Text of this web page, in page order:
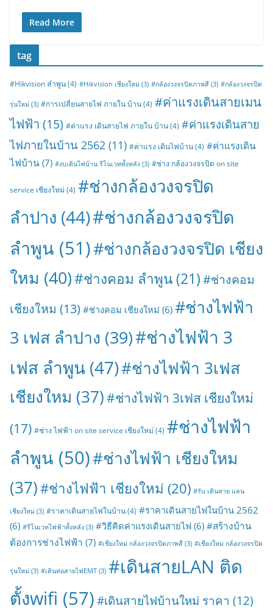
Read More
tag
#Hikvision ลำพูน(4) #Hikvision เชียงใหม่ (3) #กล้องวงจรปิดภาพสี (3) #กล้องวงจรปิด
รุ่นใหม่ (3) #การเปลี่ยนสายไฟ ภายใน บ้าน(4) #ค่าแรงเดินสายเมน
ไฟฟ้า (15) #ค่าแรง เดินสายไฟ ภายใน บ้าน(4) #ค่าแรงเดินสาย
ไฟภายในบ้าน 2562 (11) #ค่าแรง เดินไฟบ้าน(4) #ค่าแรงเดิน
ไฟบ้าน(7) #งบเดินไฟบ้าน รีโนเวททั้งหลัง (3) #ช่าง กล้องวงจรปิด on site
service เชียงใหม่ (4) #ช่างกล้องวงจรปิด
ลำปาง (44)#ช่างกล้องวงจรปิด
ลำพูน (51)#ช่างกล้องวงจรปิด เชียง
ใหม (40)#ช่างคอม ลำพูน (21)#ช่างคอม
เชียงใหม (13) #ช่างคอม เชียงใหม่ (6) #ช่างไฟฟ้า
3 เฟส ลำปาง (39)#ช่างไฟฟ้า 3
เฟส ลำพูน (47)#ช่างไฟฟ้า 3เฟส
เชียงใหม (37)#ช่างไฟฟ้า 3เฟส เชียงใหม่
(17) #ช่าง ไฟฟ้า on site service เชียงใหม่ (4) #ช่างไฟฟ้า
ลำพูน (50)#ช่างไฟฟ้า เชียงใหม
(37)#ช่างไฟฟ้า เชียงใหม่ (20) #รับ เดินสาย แลน
เชียงใหม่ (3) #ราคาเดินสายไฟในบ้าน(4) #ราคาเดินสายไฟในบ้าน 2562
(6) #รีโนเวทไฟฟ้าทั้งหลัง (3) #วิธีคิดค่าแรงเดินสายไฟ (6) #สร้างบ้าน
ต้องการช่างไฟฟ้า (7) #เชียงใหม่ กล้องวงจรปิดภาพสี (3) #เชียงใหม่ กล้องวงจรปิด
รุ่นใหม่ (3) #เดินท่อสายไฟEMT (3) #เดินสายLAN ติด
ตั้งwifi (57)#เดินสายไฟบ้านใหม่ ราคา (12)